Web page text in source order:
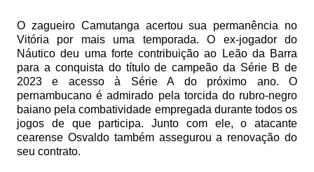
O zagueiro Camutanga acertou sua permanência no
Vitória por mais uma temporada. O ex-jogador do
Náutico deu uma forte contribuição ao Leão da Barra
para a conquista do título de campeão da Série B de
2023 e acesso à Série A do próximo ano. O
pernambucano é admirado pela torcida do rubro-negro
baiano pela combatividade empregada durante todos os
jogos de que participa. Junto com ele, o atacante
cearense Osvaldo também assegurou a renovação do
seu contrato.